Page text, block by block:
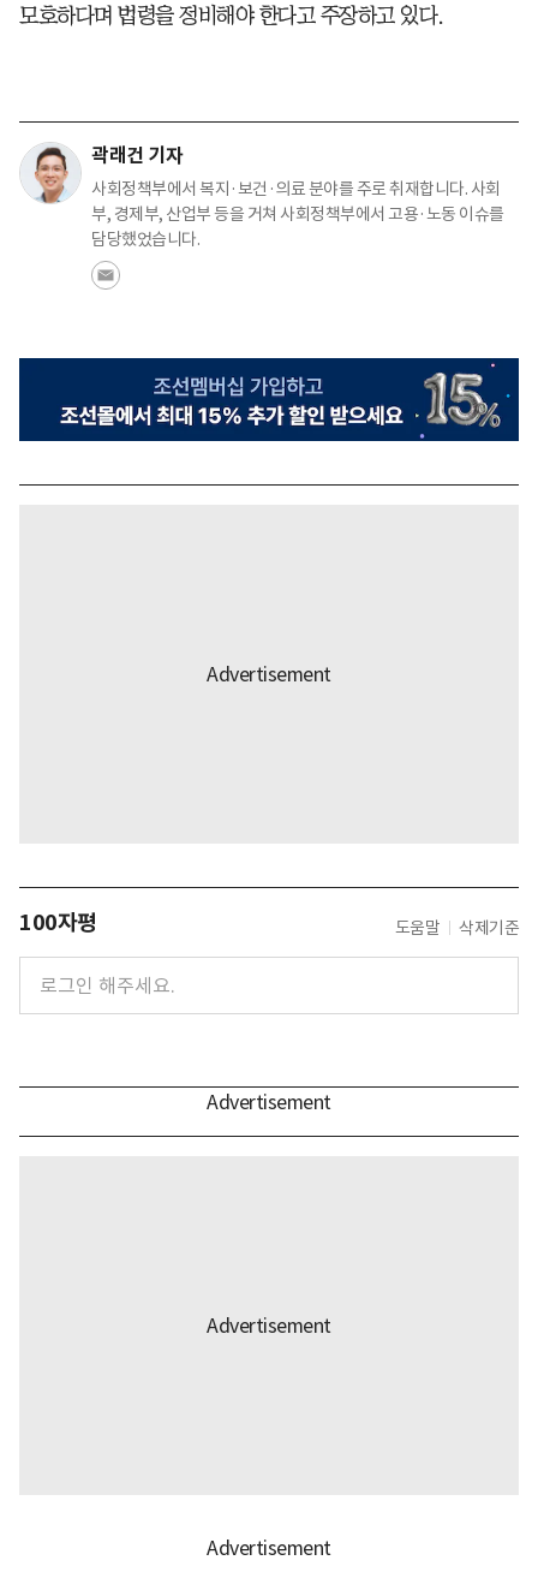
모호하다며 법령을 정비해야 한다고 주장하고 있다.
곽래건 기자
사회정책부에서 복지·보건·의료 분야를 주로 취재합니다. 사회
부, 경제부, 산업부 등을 거쳐 사회정책부에서 고용·노동 이슈를
담당했었습니다.
100자평 도움말 삭제기준